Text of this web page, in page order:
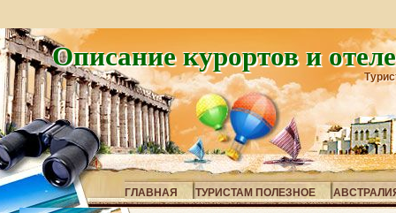
Описание курортов и
ГЛАВНАЯ ТУРИСТАМ ПОЛЕЗНОЕ